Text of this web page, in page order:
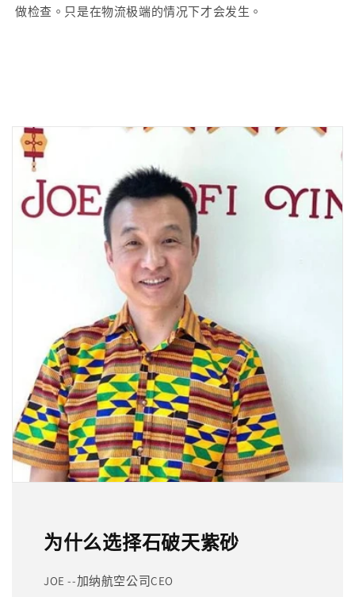
做检查。只是在物流极端的情况下才会发生。
为什么选择石破天紫砂
JOE --加纳航空公司CEO